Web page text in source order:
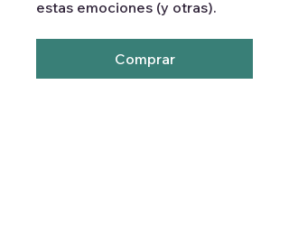
estas emociones (y otras).
Comprar